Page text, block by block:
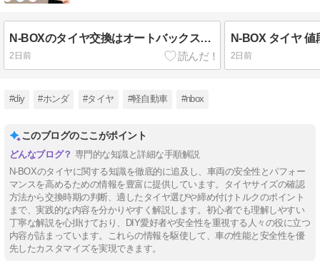
N-BOXのタイヤ交換はオートバックスがおすすめ？料金・工賃・選び方を分かりやすく解説
2日前 2日前
#diy #ホンダ #タイヤ #軽自動車 #nbox
このブログのここがポイント
専門的な知識と詳細な手順解説
N-BOXのタイヤに関する知識を徹底的に追及し、車両の安全性とパフォー
マンスを高めるための情報を豊富に提供しています。タイヤサイズの確認
方法から交換時期の判断、適したタイヤ選びや締め付けトルクのポイント
まで、実践的な内容を分かりやすく解説します。初心者でも理解しやすい
丁寧な解説を心掛けており、DIY愛好者や安全性を重視する人々の役に立つ
内容が詰まっています。これらの情報を駆使して、車の性能と安全性を優
先したカスタマイズを実現できます。